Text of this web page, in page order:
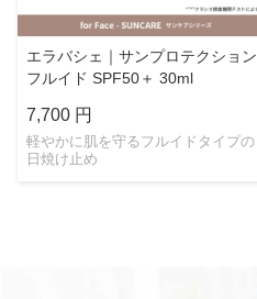
エラバシェ｜サンプロテクション
フルイド SPF50＋ 30ml
7,700 円
軽やかに肌を守るフルイドタイプの
日焼け止め